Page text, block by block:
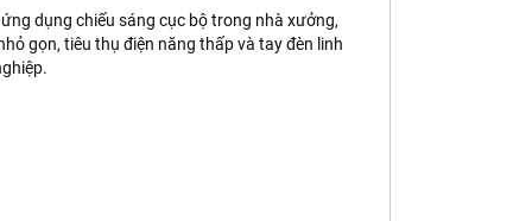
dụng chiếu sáng cục bộ trong nhà xưởng,
gọn, tiêu thụ điện năng thấp và tay đèn linh